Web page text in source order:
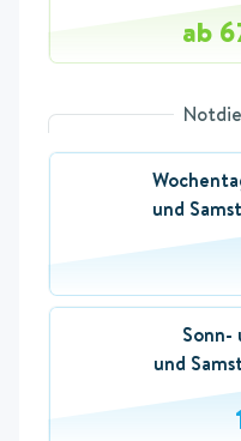
ab
und
Sonn-
und